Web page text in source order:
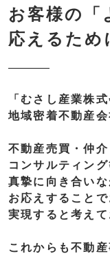
お客様の「
応えるため
「むさし産業株式
地域密着不動産会
不動産売買・仲
コンサルティング
真摯に 向き合いな
お応えすることで
実現すると考えて
これからも不動